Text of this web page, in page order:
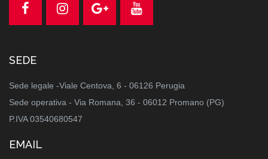
SEDE
Sede legale -Viale Centova, 6 - 06126 Perugia
Sede operativa - Via Romana, 36 - 06012 Promano (PG)
P.IVA 03540680547
EMAIL